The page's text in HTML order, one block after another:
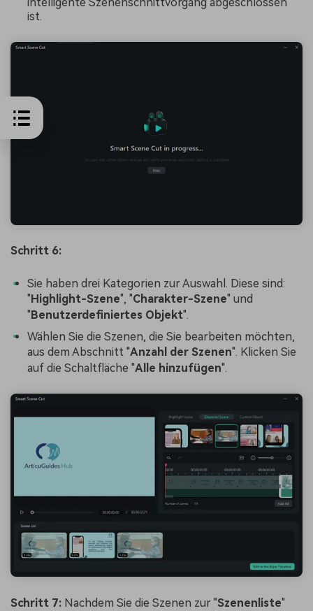
intelligente Szenenschnittvorgang abgeschlossen
ist.
Schritt 6:
Sie haben drei Kategorien zur Auswahl. Diese sind:
"Highlight-Szene", "Charakter-Szene" und
"Benutzerdefiniertes Objekt".
Wählen Sie die Szenen, die Sie bearbeiten möchten,
aus dem Abschnitt "Anzahl der Szenen". Klicken Sie
auf die Schaltfläche "Alle hinzufügen".
Schritt 7: Nachdem Sie die Szenen zur "Szenenliste"